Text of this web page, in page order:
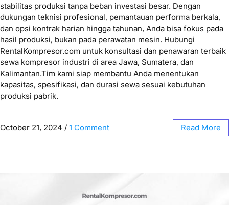
stabilitas produksi tanpa beban investasi besar. Dengan
dukungan teknisi profesional, pemantauan performa berkala,
dan opsi kontrak harian hingga tahunan, Anda bisa fokus pada
hasil produksi, bukan pada perawatan mesin. Hubungi
RentalKompresor.com untuk konsultasi dan penawaran terbaik
sewa kompresor industri di area Jawa, Sumatera, dan
Kalimantan.Tim kami siap membantu Anda menentukan
kapasitas, spesifikasi, dan durasi sewa sesuai kebutuhan
produksi pabrik.
October 21, 2024 / 1 Comment Read More